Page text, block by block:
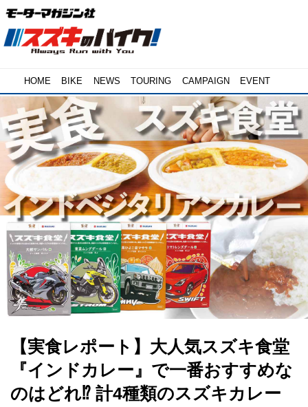
HOME BIKE NEWS TOURING CAMPAIGN EVENT
【実食レポート】大人気スズキ食堂
『インドカレー』で一番おすすめな
のはどれ⁉︎ 計4種類のスズキカレー